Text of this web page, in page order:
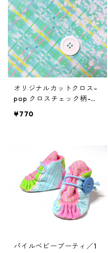
オリジナルカットクロス-
pop クロスチェック柄-mi
¥770
パイルベビーブーティ／1